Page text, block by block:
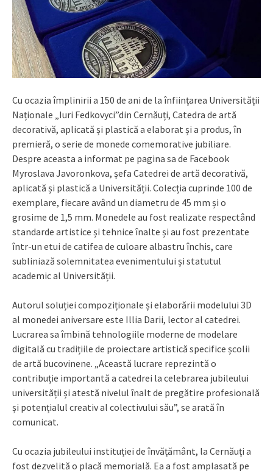
Cu ocazia împlinirii a 150 de ani de la înființarea Universității
Naționale „Iuri Fedkovyci”din Cernăuți, Catedra de artă
decorativă, aplicată și plastică a elaborat și a produs, în
premieră, o serie de monede comemorative jubiliare.
Despre aceasta a informat pe pagina sa de Facebook
Myroslava Javoronkova, șefa Catedrei de artă decorativă,
aplicată și plastică a Universității. Colecția cuprinde 100 de
exemplare, fiecare având un diametru de 45 mm și o
grosime de 1,5 mm. Monedele au fost realizate respectând
standarde artistice și tehnice înalte și au fost prezentate
într-un etui de catifea de culoare albastru închis, care
subliniază solemnitatea evenimentului și statutul
academic al Universității.
Autorul soluției compoziționale și elaborării modelului 3D
al monedei aniversare este Illia Darii, lector al catedrei.
Lucrarea sa îmbină tehnologiile moderne de modelare
digitală cu tradițiile de proiectare artistică specifice școlii
de artă bucovinene. „Această lucrare reprezintă o
contribuție importantă a catedrei la celebrarea jubileului
universității și atestă nivelul înalt de pregătire profesională
și potențialul creativ al colectivului său”, se arată în
comunicat.
Cu ocazia jubileului instituției de învățământ, la Cernăuți a
fost dezvelită o placă memorială. Ea a fost amplasată pe